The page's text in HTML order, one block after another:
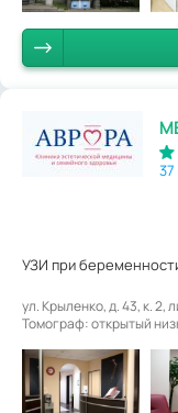
УЗИ при
ул. Крыленко, д. 43, к. 2,
Томограф: открытый